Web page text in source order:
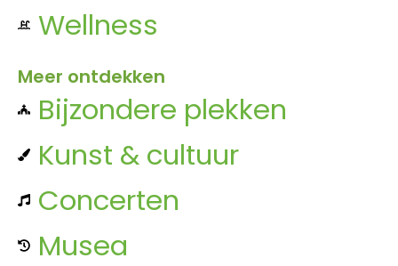
Wellness
Meer ontdekken
Bijzondere plekken
Kunst & cultuur
Concerten
Musea